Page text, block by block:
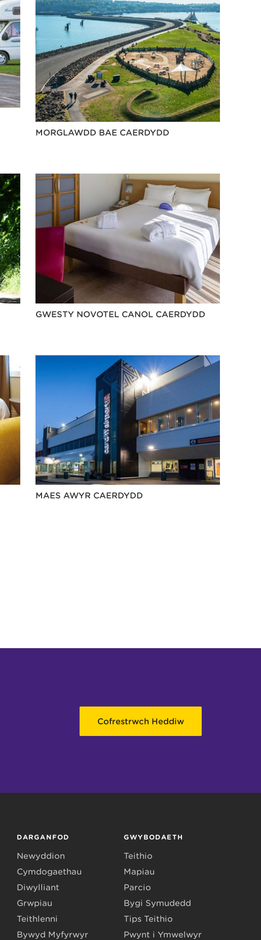
MORGLAWDD BAE CAERDYDD
GWESTY NOVOTEL CANOL CAERDYDD
MAES AWYR CAERDYDD
Cofrestrwch Heddiw
DARGANFOD
Newyddion
Cymdogaethau
Diwylliant
Grwpiau
Teithlenni
Bywyd Myfyrwyr
GWYBODAETH
Teithio
Mapiau
Parcio
Bygi Symudedd
Tips Teithio
Pwynt i Ymwelwyr